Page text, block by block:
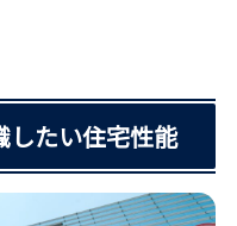
したい住宅性能